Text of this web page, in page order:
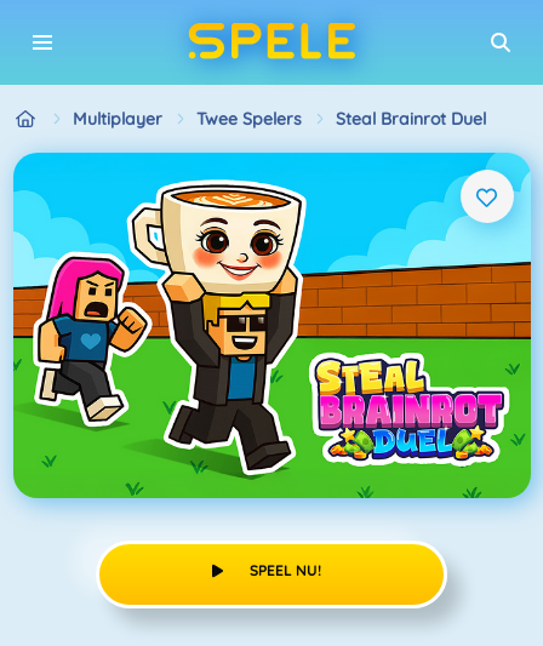
Multiplayer Twee Spelers Steal Brainrot Duel
SPEEL NU!